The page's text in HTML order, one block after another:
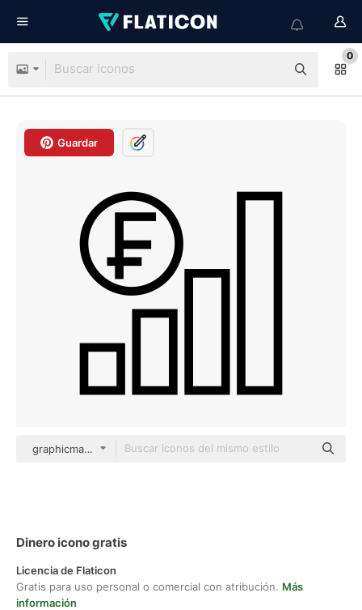
0
Guardar
graphicmall Others
Dinero icono gratis
Licencia de Flaticon
Gratis para uso personal o comercial con atribución. Más
información